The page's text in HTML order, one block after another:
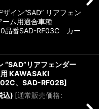
イン“SAD” リアフェン
ーム用適合車種
品番SAD-RF03C カー
“SAD”リアフェンダー
KAWASAKI
、SAD-RF02B]
込) [通常販売価格: